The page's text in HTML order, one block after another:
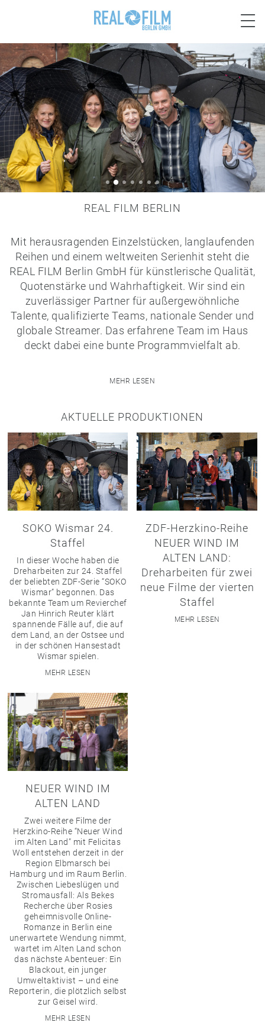

REAL FILM BERLIN
Mit herausragenden Einzelstücken, langlaufenden
Reihen und einem weltweiten Serienhit steht die
REAL FILM Berlin GmbH für künstlerische Qualität,
Quotenstärke und Wahrhaftigkeit. Wir sind ein
zuverlässiger Partner für außergewöhnliche
Talente, qualifizierte Teams, nationale Sender und
globale Streamer. Das erfahrene Team im Haus
deckt dabei eine bunte Programmvielfalt ab.
MEHR LESEN
AKTUELLE PRODUKTIONEN
SOKO Wismar 24.
Staffel
In dieser Woche haben die
Dreharbeiten zur 24. Staffel
der beliebten ZDF-Serie “SOKO
Wismar” begonnen. Das
bekannte Team um Revierchef
Jan Hinrich Reuter klärt
spannende Fälle auf, die auf
dem Land, an der Ostsee und
in der schönen Hansestadt
Wismar spielen.
MEHR LESEN
ZDF-Herzkino-Reihe
NEUER WIND IM
ALTEN LAND:
Dreharbeiten für zwei
neue Filme der vierten
Staffel
MEHR LESEN
NEUER WIND IM
ALTEN LAND
Zwei weitere Filme der
Herzkino-Reihe “Neuer Wind
im Alten Land” mit Felicitas
Woll entstehen derzeit in der
Region Elbmarsch bei
Hamburg und im Raum Berlin.
Zwischen Liebeslügen und
Stromausfall: Als Bekes
Recherche über Rosies
geheimnisvolle Online-
Romanze in Berlin eine
unerwartete Wendung nimmt,
wartet im Alten Land schon
das nächste Abenteuer: Ein
Blackout, ein junger
Umweltaktivist – und eine
Reporterin, die plötzlich selbst
zur Geisel wird.
MEHR LESEN